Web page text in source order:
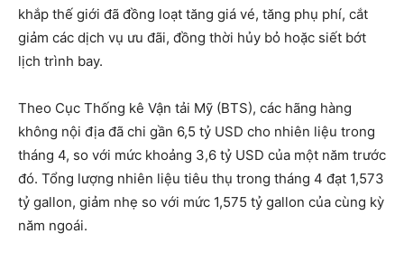
khắp thế giới đã đồng loạt tăng giá vé, tăng phụ phí, cắt
giảm các dịch vụ ưu đãi, đồng thời hủy bỏ hoặc siết bớt
lịch trình bay.
Theo Cục Thống kê Vận tải Mỹ (BTS), các hãng hàng
không nội địa đã chi gần 6,5 tỷ USD cho nhiên liệu trong
tháng 4, so với mức khoảng 3,6 tỷ USD của một năm trước
đó. Tổng lượng nhiên liệu tiêu thụ trong tháng 4 đạt 1,573
tỷ gallon, giảm nhẹ so với mức 1,575 tỷ gallon của cùng kỳ
năm ngoái.